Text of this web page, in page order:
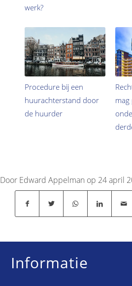
werk?
Procedure bij een
huurachterstand door
de huurder
mag
Door Edward Appelman op 24 april
Informatie